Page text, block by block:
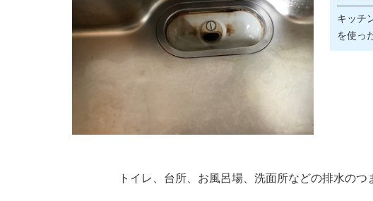
キッチ
を使っ
トイレ、台所、お風呂場、洗面所などの排水の